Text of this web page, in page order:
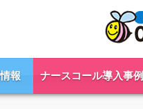
報 ナースコール導入事例